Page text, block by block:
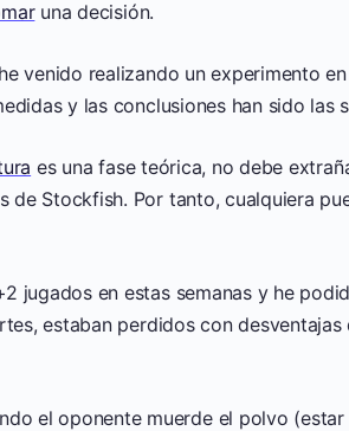
una decisión.
venido realizando un experimento
y las conclusiones han sido las
es una fase teórica, no debe
de Stockfish. Por tanto, cualquiera
jugados en estas semanas y he
estaban perdidos con
el oponente muerde el polvo